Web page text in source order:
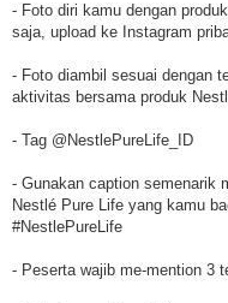
- Foto diri kamu dengan
saja, upload ke Instagram
- Foto diambil sesuai dengan
aktivitas bersama produk
- Tag @NestlePureLife_ID
- Gunakan caption semenarik
Nestlé Pure Life yang kamu
#NestlePureLife
- Peserta wajib me-mention 3